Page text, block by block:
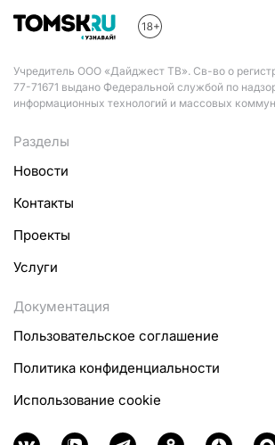
Учредитель ООО «Дайджест ТВ». Св-во о
77-71671 выдано Федеральной службой по
информационных технологий и массовых
Разделы
Новости
Контакты
Проекты
Услуги
Документация
Пользовательское соглашение
Политика конфиденциальности
Использование cookie